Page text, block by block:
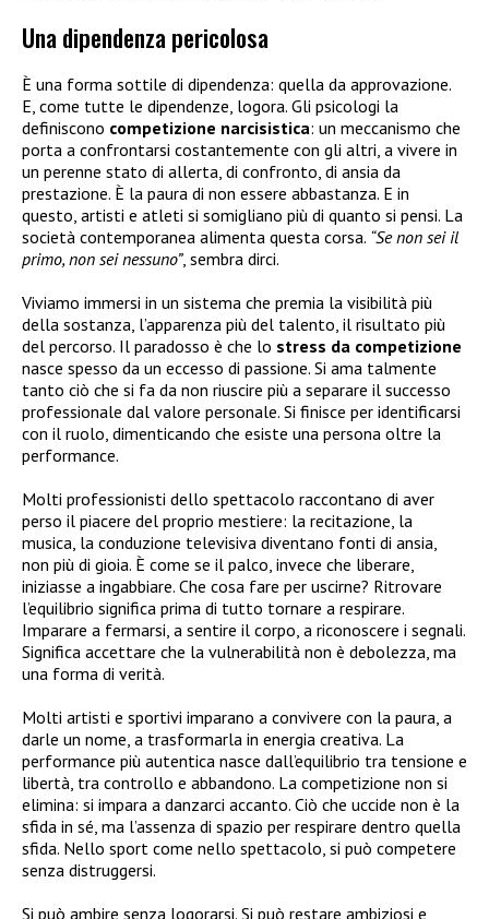
Una dipendenza pericolosa
È una forma sottile di dipendenza: quella da approvazione.
E, come tutte le dipendenze, logora. Gli psicologi la
definiscono competizione narcisistica: un meccanismo che
porta a confrontarsi costantemente con gli altri, a vivere in
un perenne stato di allerta, di confronto, di ansia da
prestazione. È la paura di non essere abbastanza. E in
questo, artisti e atleti si somigliano più di quanto si pensi. La
società contemporanea alimenta questa corsa. “Se non sei il
primo, non sei nessuno”, sembra dirci.
Viviamo immersi in un sistema che premia la visibilità più
della sostanza, l’apparenza più del talento, il risultato più
del percorso. Il paradosso è che lo stress da competizione
nasce spesso da un eccesso di passione. Si ama talmente
tanto ciò che si fa da non riuscire più a separare il successo
professionale dal valore personale. Si finisce per identificarsi
con il ruolo, dimenticando che esiste una persona oltre la
performance.
Molti professionisti dello spettacolo raccontano di aver
perso il piacere del proprio mestiere: la recitazione, la
musica, la conduzione televisiva diventano fonti di ansia,
non più di gioia. È come se il palco, invece che liberare,
iniziasse a ingabbiare. Che cosa fare per uscirne? Ritrovare
l’equilibrio significa prima di tutto tornare a respirare.
Imparare a fermarsi, a sentire il corpo, a riconoscere i segnali.
Significa accettare che la vulnerabilità non è debolezza, ma
una forma di verità.
Molti artisti e sportivi imparano a convivere con la paura, a
darle un nome, a trasformarla in energia creativa. La
performance più autentica nasce dall’equilibrio tra tensione e
libertà, tra controllo e abbandono. La competizione non si
elimina: si impara a danzarci accanto. Ciò che uccide non è la
sfida in sé, ma l’assenza di spazio per respirare dentro quella
sfida. Nello sport come nello spettacolo, si può competere
senza distruggersi.
Si può ambire senza logorarsi. Si può restare ambiziosi e